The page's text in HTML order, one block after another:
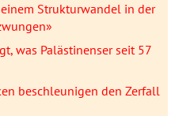
Strukturwandel in der
was Palästinenser seit 57
beschleunigen den Zerfall